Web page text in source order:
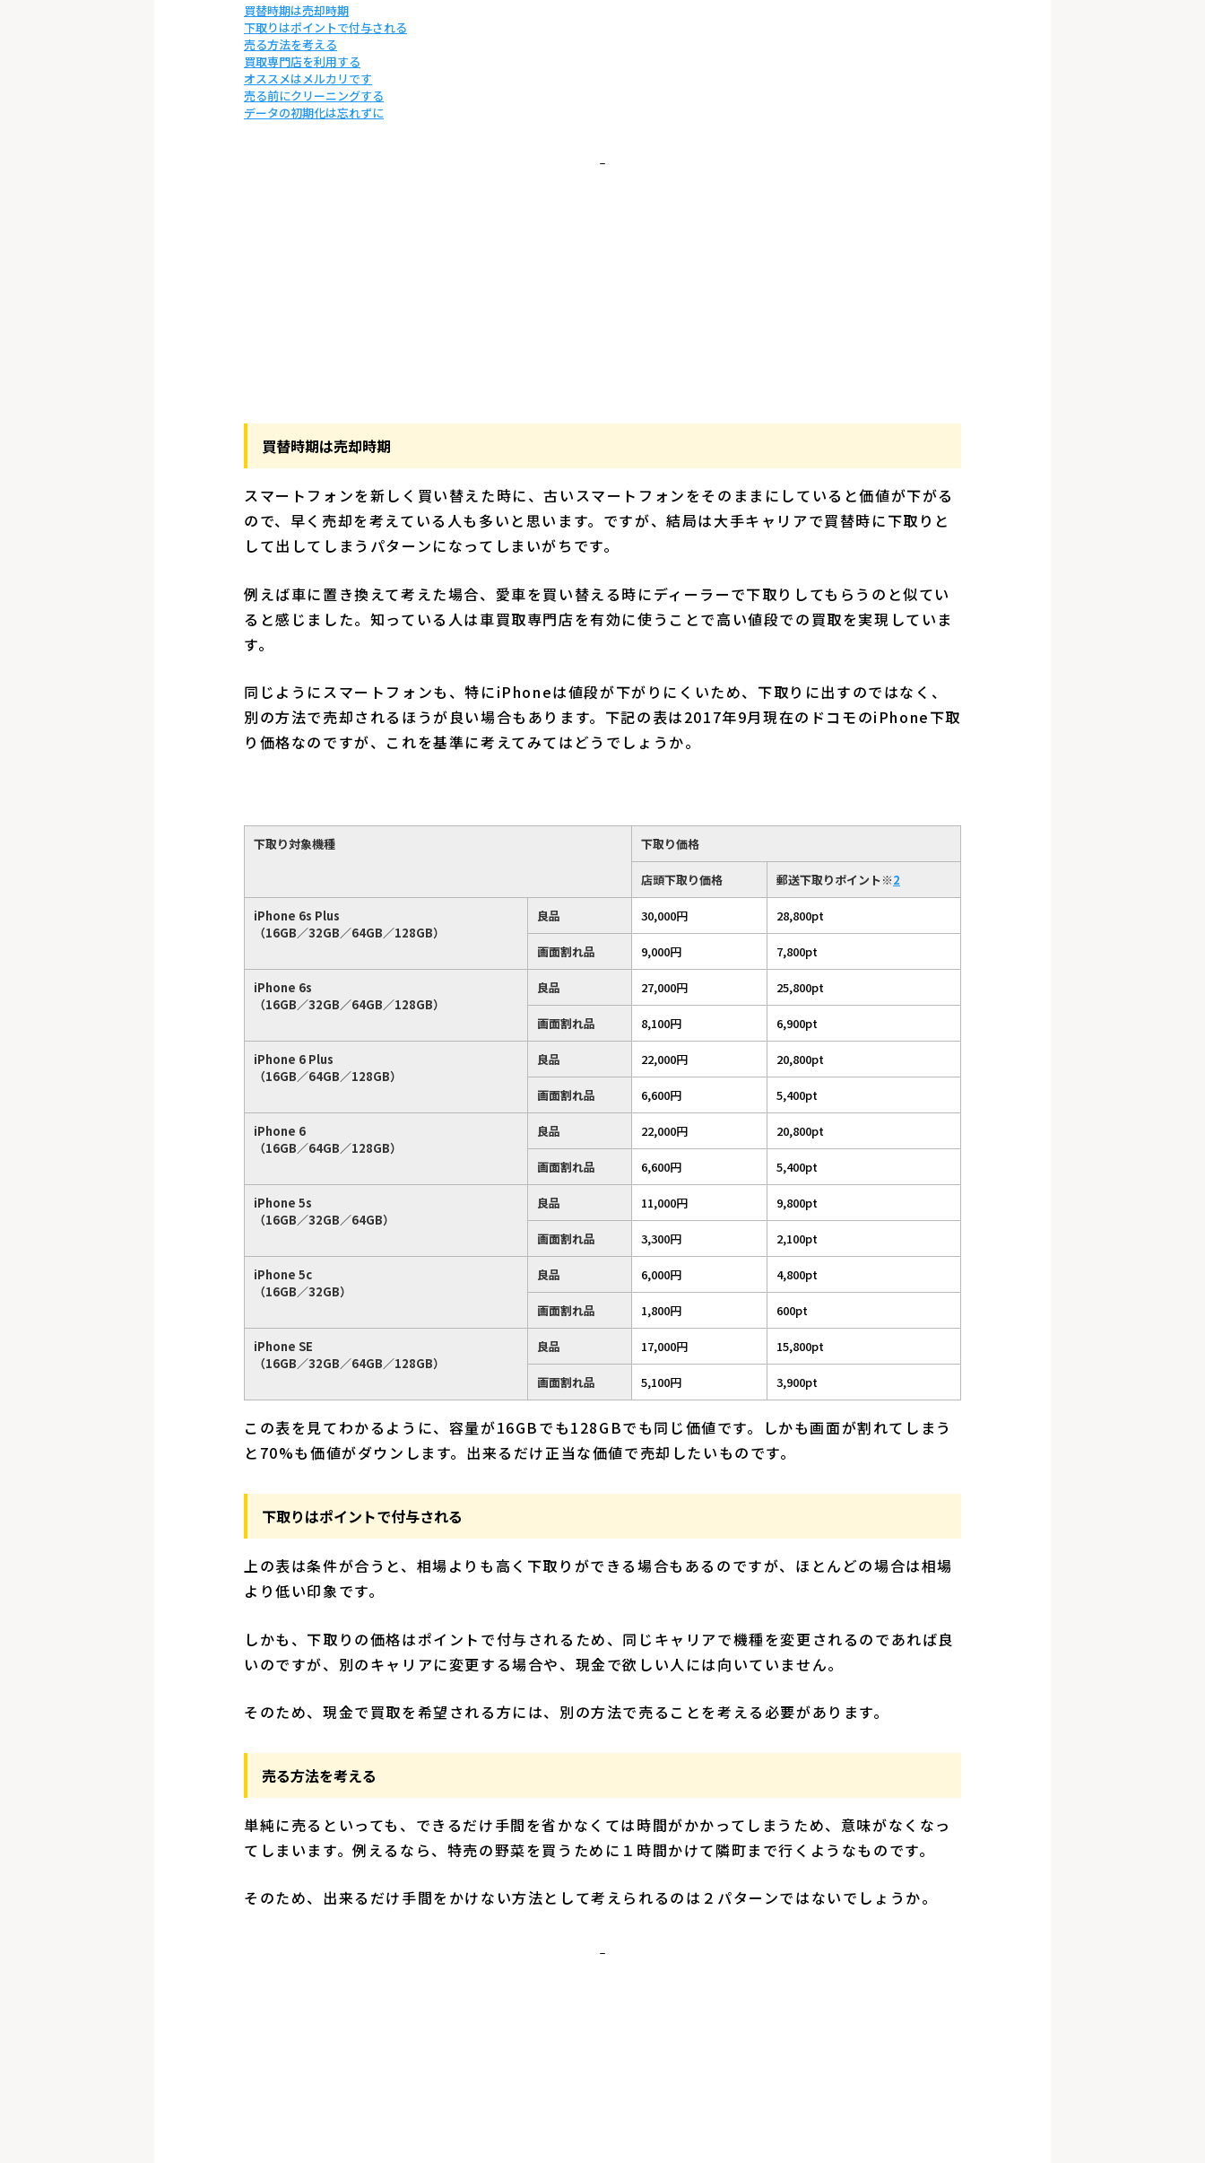
買替時期は売却時期
下取りはポイントで付与される
売る方法を考える
買取専門店を利用する
オススメはメルカリです
売る前にクリーニングする
データの初期化は忘れずに
買替時期は売却時期
スマートフォンを新しく買い替えた時に、古いスマートフォンをそのままにしていると価値が下がる
ので、早く売却を考えている人も多いと思います。ですが、結局は大手キャリアで買替時に下取りと
して出してしまうパターンになってしまいがちです。
例えば車に置き換えて考えた場合、愛車を買い替える時にディーラーで下取りしてもらうのと似てい
ると感じました。知っている人は車買取専門店を有効に使うことで高い値段での買取を実現していま
す。
同じようにスマートフォンも、特にiPhoneは値段が下がりにくいため、下取りに出すのではなく、
別の方法で売却されるほうが良い場合もあります。下記の表は2017年9月現在のドコモのiPhone下取
り価格なのですが、これを基準に考えてみてはどうでしょうか。
下取り対象機種 下取り価格
店頭下取り価格 郵送下取りポイント※2
iPhone 6s Plus
（16GB／32GB／64GB／128GB）
良品 30,000円 28,800pt
画面割れ品 9,000円 7,800pt
iPhone 6s
（16GB／32GB／64GB／128GB）
良品 27,000円 25,800pt
画面割れ品 8,100円 6,900pt
iPhone 6 Plus
（16GB／64GB／128GB）
良品 22,000円 20,800pt
画面割れ品 6,600円 5,400pt
iPhone 6
（16GB／64GB／128GB）
良品 22,000円 20,800pt
画面割れ品 6,600円 5,400pt
iPhone 5s
（16GB／32GB／64GB）
良品 11,000円 9,800pt
画面割れ品 3,300円 2,100pt
iPhone 5c
（16GB／32GB）
良品 6,000円 4,800pt
画面割れ品 1,800円 600pt
iPhone SE
（16GB／32GB／64GB／128GB）
良品 17,000円 15,800pt
画面割れ品 5,100円 3,900pt
この表を見てわかるように、容量が16GBでも128GBでも同じ価値です。しかも画面が割れてしまう
と70%も価値がダウンします。出来るだけ正当な価値で売却したいものです。
下取りはポイントで付与される
上の表は条件が合うと、相場よりも高く下取りができる場合もあるのですが、ほとんどの場合は相場
より低い印象です。
しかも、下取りの価格はポイントで付与されるため、同じキャリアで機種を変更されるのであれば良
いのですが、別のキャリアに変更する場合や、現金で欲しい人には向いていません。
そのため、現金で買取を希望される方には、別の方法で売ることを考える必要があります。
売る方法を考える
単純に売るといっても、できるだけ手間を省かなくては時間がかかってしまうため、意味がなくなっ
てしまいます。例えるなら、特売の野菜を買うために１時間かけて隣町まで行くようなものです。
そのため、出来るだけ手間をかけない方法として考えられるのは２パターンではないでしょうか。